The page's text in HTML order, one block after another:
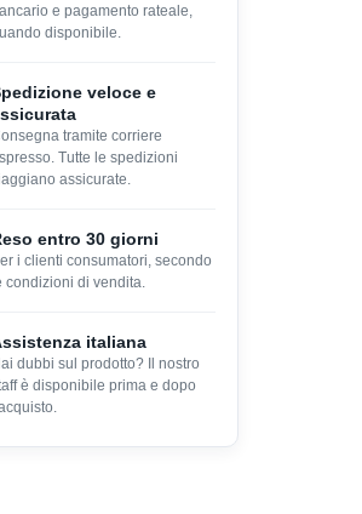
e pagamento rateale,
disponibile.
veloce e
tramite corriere
Tutte le spedizioni
assicurate.
entro 30 giorni
i clienti consumatori, secondo
condizioni di vendita.
italiana
dubbi sul prodotto? Il nostro
è disponibile prima e dopo